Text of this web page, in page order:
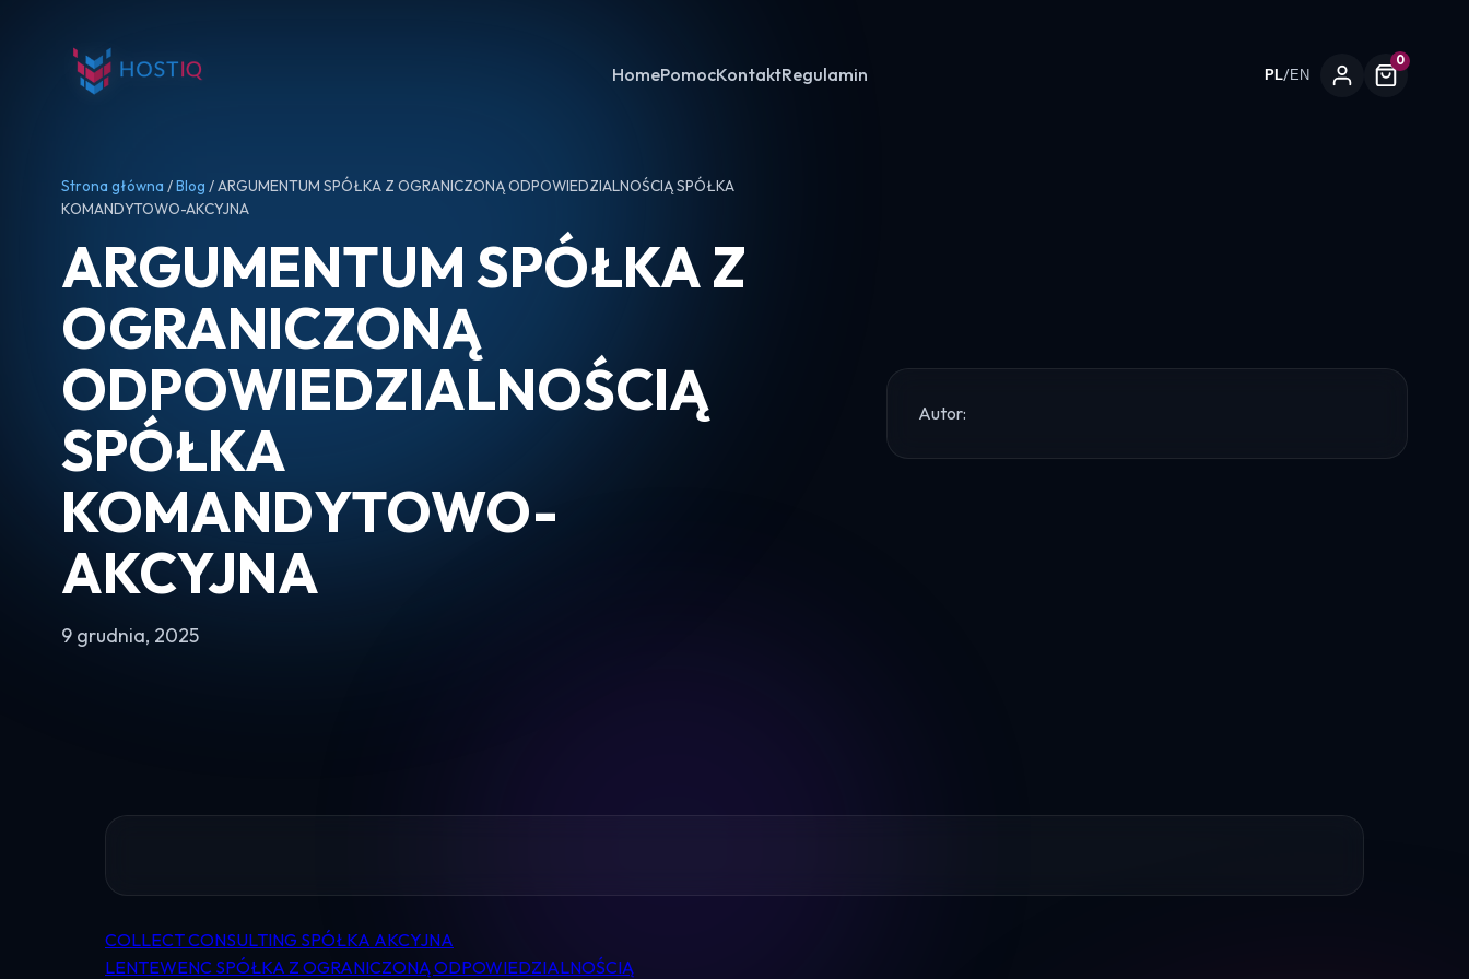
HomePomocKontaktRegulamin PL/EN
0
Strona główna /Blog / ARGUMENTUM SPÓŁKA Z OGRANICZONĄ ODPOWIEDZIALNOŚCIĄ SPÓŁKA
KOMANDYTOWO-AKCYJNA
ARGUMENTUM SPÓŁKA Z
OGRANICZONĄ
ODPOWIEDZIALNOŚCIĄ
SPÓŁKA
KOMANDYTOWO-
AKCYJNA
9 grudnia, 2025
Autor:
Nawigacja
COLLECT CONSULTING SPÓŁKA AKCYJNA
LENTEWENC SPÓŁKA Z OGRANICZONĄ ODPOWIEDZIALNOŚCIĄ